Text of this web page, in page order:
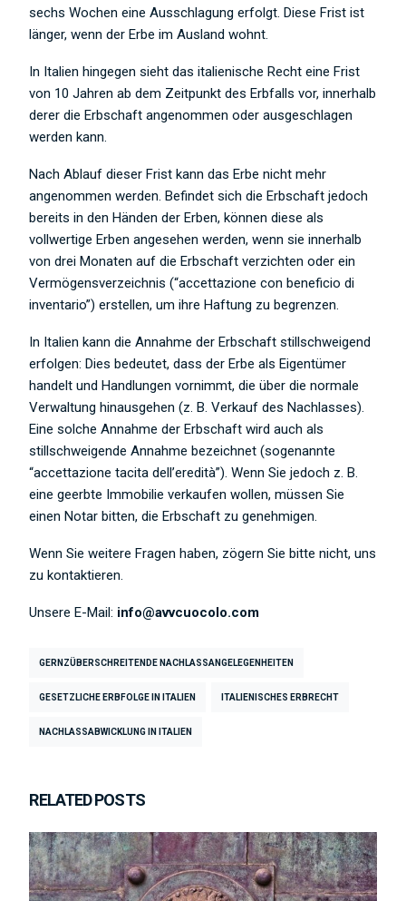
sechs Wochen eine Ausschlagung erfolgt. Diese Frist ist
länger, wenn der Erbe im Ausland wohnt.
In Italien hingegen sieht das italienische Recht eine Frist
von 10 Jahren ab dem Zeitpunkt des Erbfalls vor, innerhalb
derer die Erbschaft angenommen oder ausgeschlagen
werden kann.
Nach Ablauf dieser Frist kann das Erbe nicht mehr
angenommen werden. Befindet sich die Erbschaft jedoch
bereits in den Händen der Erben, können diese als
vollwertige Erben angesehen werden, wenn sie innerhalb
von drei Monaten auf die Erbschaft verzichten oder ein
Vermögensverzeichnis (“accettazione con beneficio di
inventario”) erstellen, um ihre Haftung zu begrenzen.
In Italien kann die Annahme der Erbschaft stillschweigend
erfolgen: Dies bedeutet, dass der Erbe als Eigentümer
handelt und Handlungen vornimmt, die über die normale
Verwaltung hinausgehen (z. B. Verkauf des Nachlasses).
Eine solche Annahme der Erbschaft wird auch als
stillschweigende Annahme bezeichnet (sogenannte
“accettazione tacita dell’eredità”). Wenn Sie jedoch z. B.
eine geerbte Immobilie verkaufen wollen, müssen Sie
einen Notar bitten, die Erbschaft zu genehmigen.
Wenn Sie weitere Fragen haben, zögern Sie bitte nicht, uns
zu kontaktieren.
Unsere E-Mail: info@avvcuocolo.com
GERNZÜBERSCHREITENDE NACHLASSANGELEGENHEITEN
GESETZLICHE ERBFOLGE IN ITALIEN ITALIENISCHES ERBRECHT
NACHLASSABWICKLUNG IN ITALIEN
RELATED POSTS